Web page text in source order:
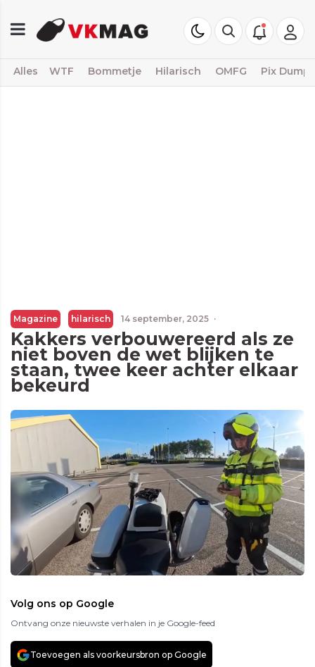
Alles WTF Bommetje Hilarisch OMFG Pix Dump
Magazine hilarisch 14 september, 2025 ·
Kakkers verbouwereerd als ze
niet boven de wet blijken te
staan, twee keer achter elkaar
bekeurd
Volg ons op Google
Ontvang onze nieuwste verhalen in je Google-feed
Toevoegen als voorkeursbron op Google